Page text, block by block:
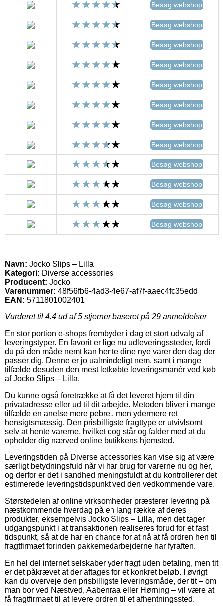
Besøg webshop
Besøg webshop
Besøg webshop
Besøg webshop
Besøg webshop
Besøg webshop
Besøg webshop
Besøg webshop
Besøg webshop
Besøg webshop
Besøg webshop
Besøg webshop
Navn: Jocko Slips – Lilla
Kategori: Diverse accessories
Producent: Jocko
Varenummer: 48f56fb6-4ad3-4e67-af7f-aaec4fc35edd
EAN: 5711801002401
Vurderet til 4.4 ud af 5 stjerner baseret på 29 anmeldelser
En stor portion e-shops frembyder i dag et stort udvalg af
leveringstyper. En favorit er lige nu udleveringssteder, fordi
du på den måde nemt kan hente dine nye varer den dag der
passer dig. Denne er jo ualmindeligt nem, samt i mange
tilfælde desuden den mest letkøbte leveringsmanér ved køb
af Jocko Slips – Lilla.
Du kunne også foretrække at få det leveret hjem til din
privatadresse eller ud til dit arbejde. Metoden bliver i mange
tilfælde en anelse mere pebret, men ydermere ret
hensigtsmæssig. Den prisbilligste fragttype er utvivlsomt
selv at hente varerne, hvilket dog står og falder med at du
opholder dig nærved online butikkens hjemsted.
Leveringstiden på Diverse accessories kan vise sig at være
særligt betydningsfuld når vi har brug for varerne nu og her,
og derfor er det i sandhed meningsfuldt at du kontrollerer det
estimerede leveringstidspunkt ved den vedkommende vare.
Størstedelen af online virksomheder præsterer levering på
næstkommende hverdag på en lang række af deres
produkter, eksempelvis Jocko Slips – Lilla, men det tager
udgangspunkt i at transaktionen realiseres forud for et fast
tidspunkt, så at de har en chance for at nå at få ordren hen til
fragtfirmaet forinden pakkemedarbejderne har fyraften.
En hel del internet selskaber yder fragt uden betaling, men tit
er det påkrævet at der aftages for et konkret beløb. I øvrigt
kan du overveje den prisbilligste leveringsmåde, der tit – om
man bor ved Næstved, Aabenraa eller Hørning – vil være at
få fragtfirmaet til at levere ordren til et afhentningssted.